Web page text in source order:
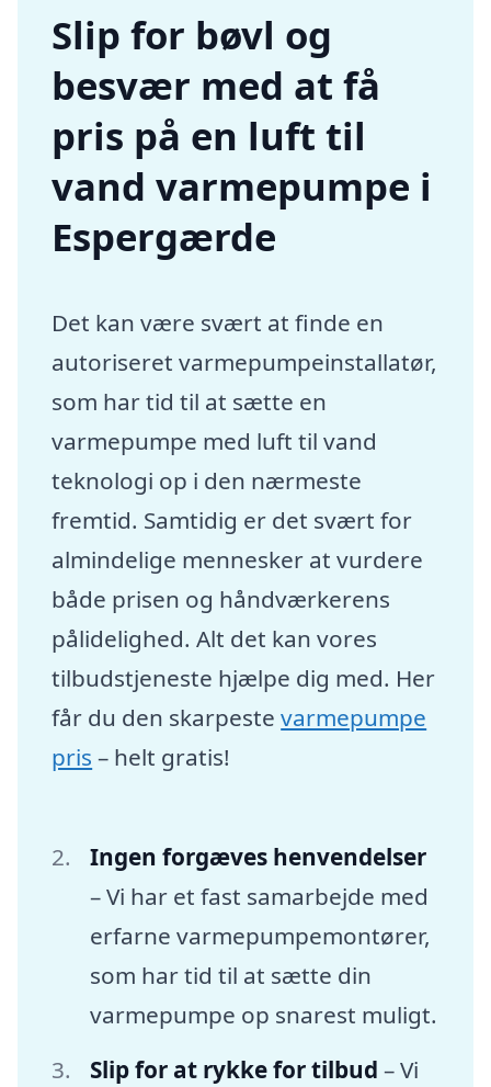
Slip for bøvl og
besvær med at få
pris på en luft til
vand varmepumpe i
Espergærde
Det kan være svært at finde en
autoriseret varmepumpeinstallatør,
som har tid til at sætte en
varmepumpe med luft til vand
teknologi op i den nærmeste
fremtid. Samtidig er det svært for
almindelige mennesker at vurdere
både prisen og håndværkerens
pålidelighed. Alt det kan vores
tilbudstjeneste hjælpe dig med. Her
får du den skarpestevarmepumpe
pris – helt gratis!
Ingen forgæves henvendelser
– Vi har et fast samarbejde med
erfarne varmepumpemontører,
som har tid til at sætte din
varmepumpe op snarest muligt.
Slip for at rykke for tilbud – Vi